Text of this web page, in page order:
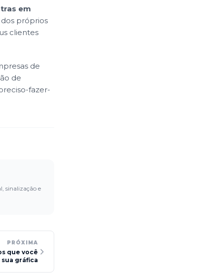
em
próprios
clientes
de
de
fazer-
sinalização e
PRÓXIMA
que você
gráfica